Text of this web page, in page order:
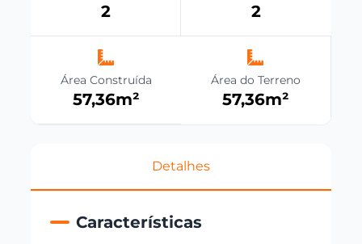
2 2
Área Construída
57,36m²
Área do Terreno
57,36m²
Detalhes
Características